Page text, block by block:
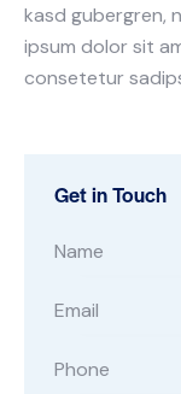
kasd gubergren,
ipsum dolor sit
consetetur
Get in Touch